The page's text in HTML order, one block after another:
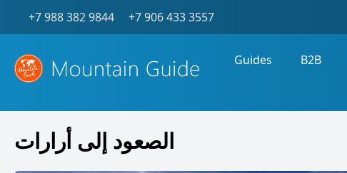
+7 988 382 9844 +7 906 433 3557
Guides B2B
الصعود إلى أرارات